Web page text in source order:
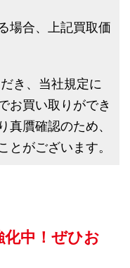
場合、上記買取価
き、当社規定に
お買い取りができ
真贋確認のため、
とがございます。
中！ぜひお